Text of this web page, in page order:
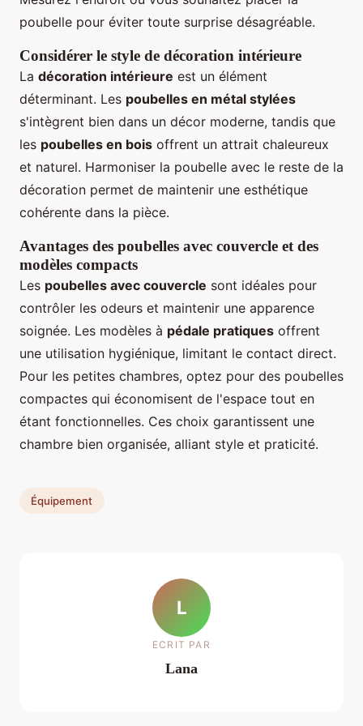
poubelle pour éviter toute surprise désagréable.
Considérer le style de décoration intérieure
La décoration intérieure est un élément
déterminant. Les poubelles en métal stylées
s'intègrent bien dans un décor moderne, tandis que
les poubelles en bois offrent un attrait chaleureux
et naturel. Harmoniser la poubelle avec le reste de la
décoration permet de maintenir une esthétique
cohérente dans la pièce.
Avantages des poubelles avec couvercle et des
modèles compacts
Les poubelles avec couvercle sont idéales pour
contrôler les odeurs et maintenir une apparence
soignée. Les modèles à pédale pratiques offrent
une utilisation hygiénique, limitant le contact direct.
Pour les petites chambres, optez pour des poubelles
compactes qui économisent de l'espace tout en
étant fonctionnelles. Ces choix garantissent une
chambre bien organisée, alliant style et praticité.
Équipement
L
ECRIT PAR
Lana